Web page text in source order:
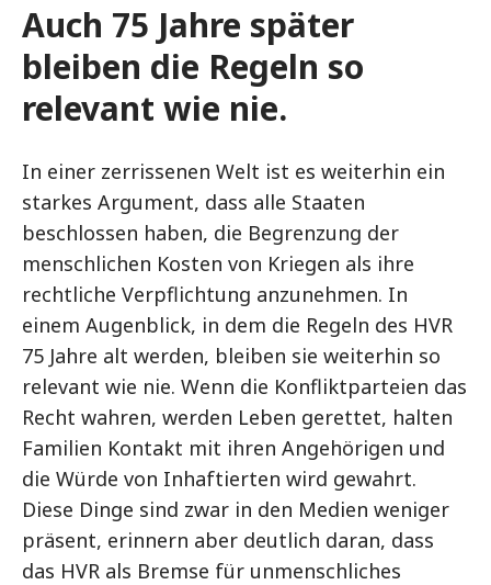
Auch 75 Jahre später
bleiben die Regeln so
relevant wie nie.
In einer zerrissenen Welt ist es weiterhin ein
starkes Argument, dass alle Staaten
beschlossen haben, die Begrenzung der
menschlichen Kosten von Kriegen als ihre
rechtliche Verpflichtung anzunehmen. In
einem Augenblick, in dem die Regeln des HVR
75 Jahre alt werden, bleiben sie weiterhin so
relevant wie nie. Wenn die Konfliktparteien das
Recht wahren, werden Leben gerettet, halten
Familien Kontakt mit ihren Angehörigen und
die Würde von Inhaftierten wird gewahrt.
Diese Dinge sind zwar in den Medien weniger
präsent, erinnern aber deutlich daran, dass
das HVR als Bremse für unmenschliches